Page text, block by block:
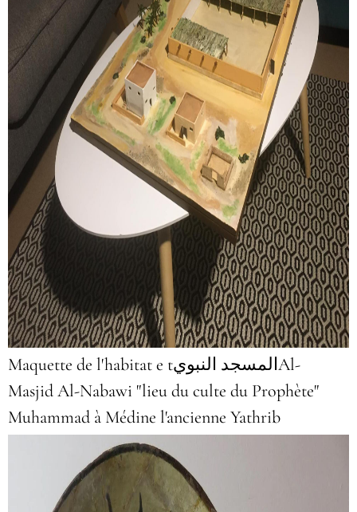
Maquette de l'habitat e tالمسجد النبويAl-
Masjid Al-Nabawi "lieu du culte du Prophète"
Muhammad à Médine l'ancienne Yathrib